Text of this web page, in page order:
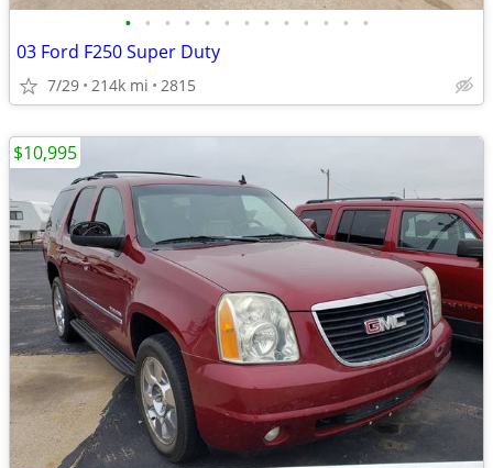
• • • • • • • • • • • • •
03 Ford F250 Super Duty
7/29 214k mi 2815
$10,995